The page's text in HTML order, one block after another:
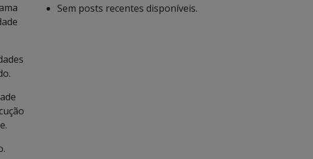
Sem posts recentes disponíveis.